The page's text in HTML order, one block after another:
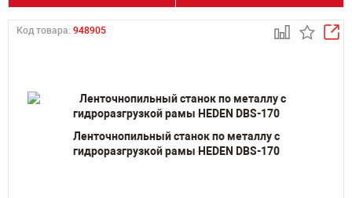
Код товара: 948905
Ленточнопильный станок по металлу с
гидроразгрузкой рамы HEDEN DBS-170